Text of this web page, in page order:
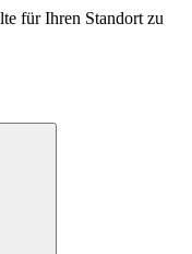
für Ihren Standort zu